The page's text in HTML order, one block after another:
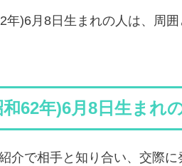
年)6月8日生まれの人は、周
62年)6月8日生まれ
介で相手と知り合い、交際に